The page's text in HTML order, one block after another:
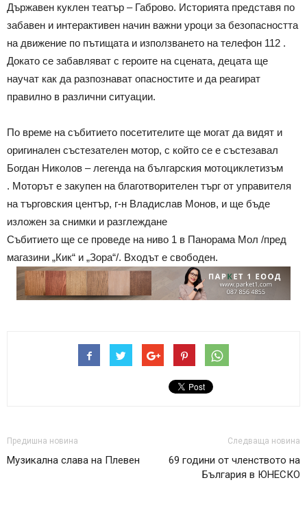
Държавен куклен театър – Габрово. Историята представя по
забавен и интерактивен начин важни уроци за безопасността
на движение по пътищата и използването на телефон 112 .
Докато се забавляват с героите на сцената, децата ще
научат как да разпознават опасностите и да реагират
правилно в различни ситуации.
По време на събитието посетителите ще могат да видят и
оригинален състезателен мотор, с който се е състезавал
Богдан Николов – легенда на българския мотоциклетизъм
. Моторът е закупен на благотворителен търг от управителя
на търговския център, г-н Владислав Монов, и ще бъде
изложен за снимки и разглеждане
Събитието ще се проведе на ниво 1 в Панорама Мол /пред
магазини „Кик“ и „Зора“/. Входът е свободен.
Предишна новина
Музикална слава на Плевен
Следваща новина
69 години от членството на
България в ЮНЕСКО